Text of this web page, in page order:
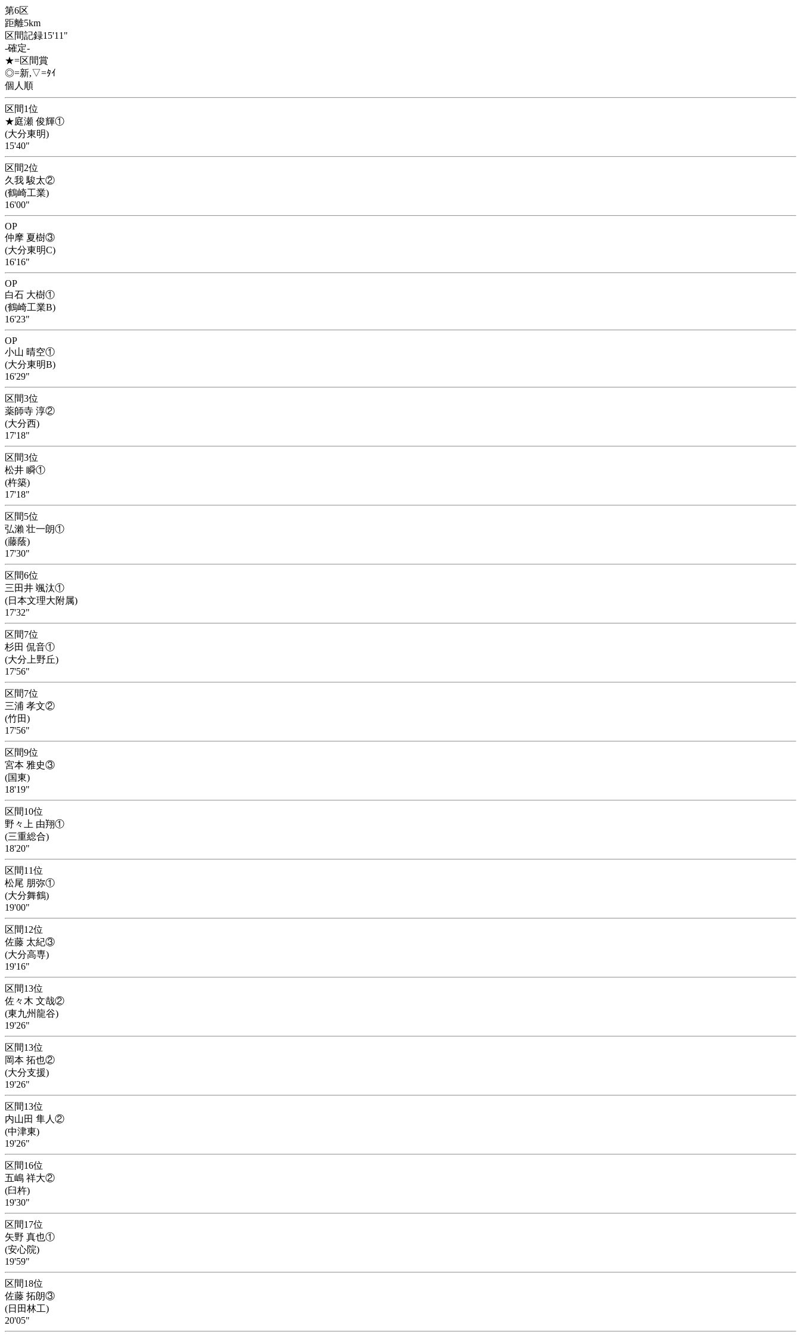
第6区
距離5km
区間記録15'11"
-確定-
★=区間賞
◎=新,▽=ﾀｲ
個人順
区間1位
★庭瀬 俊輝①
(大分東明)
15'40"
区間2位
久我 駿太②
(鶴崎工業)
16'00"
OP
仲摩 夏樹③
(大分東明C)
16'16"
OP
白石 大樹①
(鶴崎工業B)
16'23"
OP
小山 晴空①
(大分東明B)
16'29"
区間3位
薬師寺 淳②
(大分西)
17'18"
区間3位
松井 瞬①
(杵築)
17'18"
区間5位
弘瀨 壮一朗①
(藤蔭)
17'30"
区間6位
三田井 颯汰①
(日本文理大附属)
17'32"
区間7位
杉田 侃音①
(大分上野丘)
17'56"
区間7位
三浦 孝文②
(竹田)
17'56"
区間9位
宮本 雅史③
(国東)
18'19"
区間10位
野々上 由翔①
(三重総合)
18'20"
区間11位
松尾 朋弥①
(大分舞鶴)
19'00"
区間12位
佐藤 太紀③
(大分高専)
19'16"
区間13位
佐々木 文哉②
(東九州龍谷)
19'26"
区間13位
岡本 拓也②
(大分支援)
19'26"
区間13位
内山田 隼人②
(中津東)
19'26"
区間16位
五嶋 祥大②
(臼杵)
19'30"
区間17位
矢野 真也①
(安心院)
19'59"
区間18位
佐藤 拓朗③
(日田林工)
20'05"